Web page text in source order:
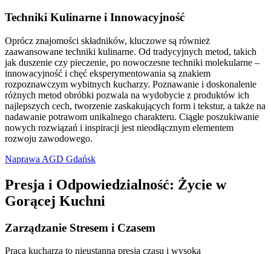
Techniki Kulinarne i Innowacyjność
Oprócz znajomości składników, kluczowe są również
zaawansowane techniki kulinarne. Od tradycyjnych metod, takich
jak duszenie czy pieczenie, po nowoczesne techniki molekularne –
innowacyjność i chęć eksperymentowania są znakiem
rozpoznawczym wybitnych kucharzy. Poznawanie i doskonalenie
różnych metod obróbki pozwala na wydobycie z produktów ich
najlepszych cech, tworzenie zaskakujących form i tekstur, a także na
nadawanie potrawom unikalnego charakteru. Ciągłe poszukiwanie
nowych rozwiązań i inspiracji jest nieodłącznym elementem
rozwoju zawodowego.
Naprawa AGD Gdańsk
Presja i Odpowiedzialność: Życie w
Gorącej Kuchni
Zarządzanie Stresem i Czasem
Praca kucharza to nieustanna presja czasu i wysoka